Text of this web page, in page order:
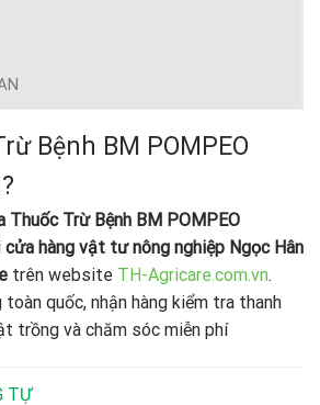
Bệnh BM POMPEO
Thuốc Trừ Bệnh BM POMPEO
cửa hàng vật tư nông nghiệp Ngọc Hân
trên website TH-Agricare.com.vn.
quốc, nhận hàng kiểm tra thanh
trồng và chăm sóc miễn phí
TỰ